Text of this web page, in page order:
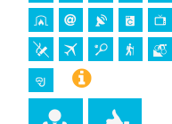
tennis, randonnée,
pêche, plongée et
villa)
golf (Club de Golf,
kilomètres de la villa)